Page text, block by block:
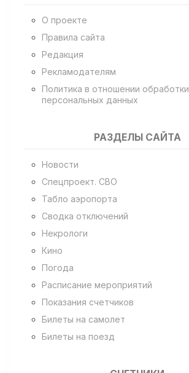
О проекте
Правила сайта
Редакция
Рекламодателям
Политика в отношении обработки
персональных данных
РАЗДЕЛЫ САЙТА
Новости
Спецпроект. СВО
Табло аэропорта
Сводка отключений
Некрологи
Кино
Погода
Расписание мероприятий
Показания счетчиков
Билеты на самолет
Билеты на поезд